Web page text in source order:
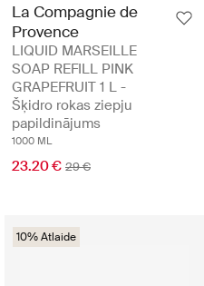
La Compagnie de
Provence
LIQUID MARSEILLE
SOAP REFILL PINK
GRAPEFRUIT 1 L -
Šķidro rokas ziepju
papildinājums
1000 ML
23.20 € 29 €
10% Atlaide